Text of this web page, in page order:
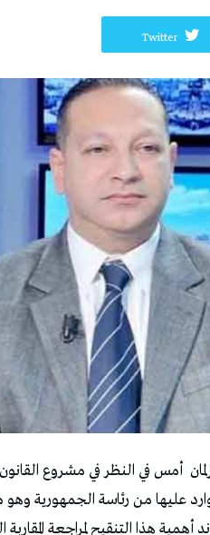
Twitter
الوارد عليها من رئاسة
أهمية هذا التنقيح لمراجعة المقاربة